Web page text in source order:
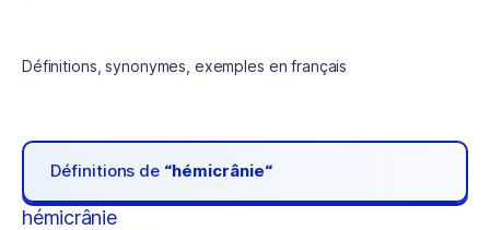
Définitions, synonymes, exemples en français
Définitions de “hémicrânie“
hémicrânie